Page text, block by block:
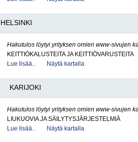
HELSINKI
Hakutulos löytyi yrityksen omien www-sivujen
KEITTIÖKALUSTEITA JA KEITTIÖVARUSTEITA
Lue lisää..
Näytä kartalla
KARIJOKI
Hakutulos löytyi yrityksen omien www-sivujen
LIUKUOVIA JA SÄILYTYSJÄRJESTELMIÄ
Lue lisää..
Näytä kartalla